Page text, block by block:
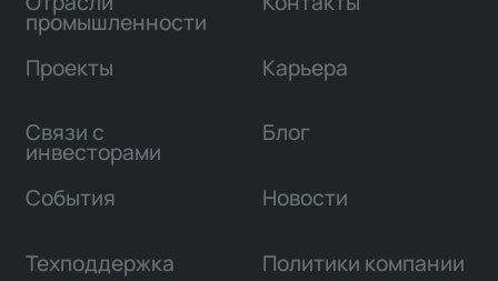
промышленности
Проекты
Связи с
инвесторами
Карьера
Блог
События Новости
Техподдержка Политики компании